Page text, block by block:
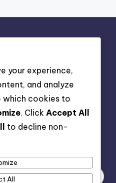
your experience,
and analyze
which cookies to
. Click Accept All
to decline non-
All